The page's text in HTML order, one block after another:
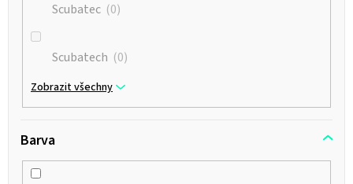
Scubatec 0
Scubatech 0
Zobrazit všechny
Barva